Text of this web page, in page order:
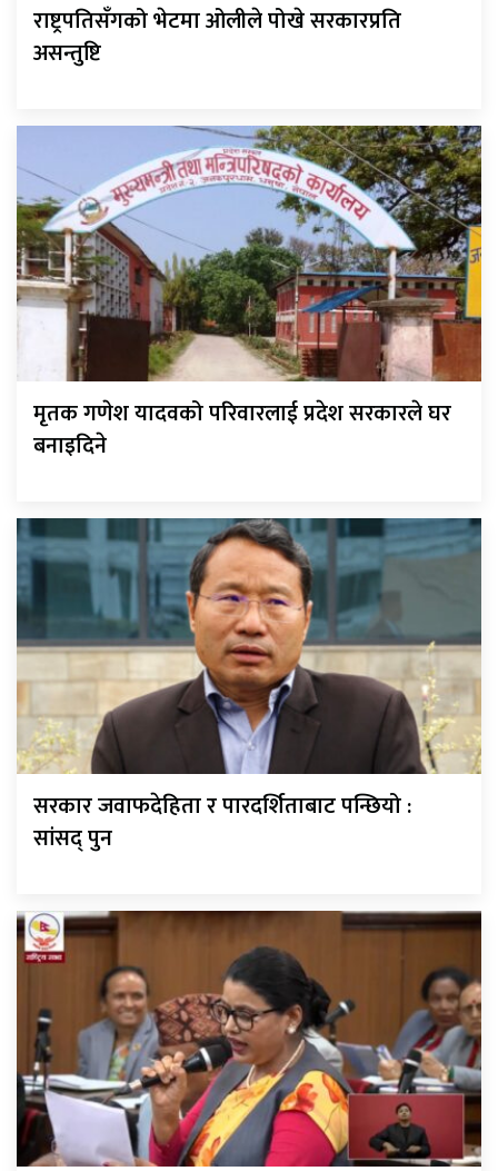
राष्ट्रपतिसँगको भेटमा ओलीले पोखे सरकारप्रति
असन्तुष्टि
मृतक गणेश यादवको परिवारलाई प्रदेश सरकारले घर
बनाइदिने
सरकार जवाफदेहिता र पारदर्शिताबाट पन्छियो :
सांसद् पुन